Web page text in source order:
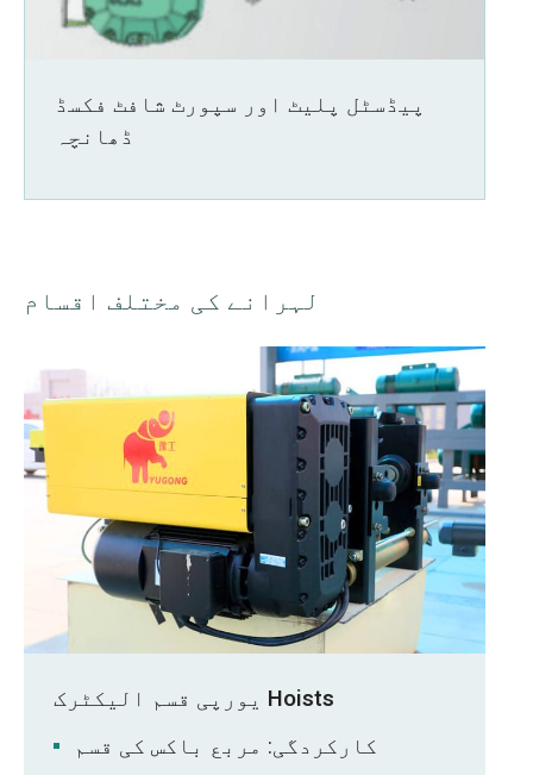
پیڈسٹل پلیٹ اور سپورٹ شافٹ فکسڈ
ڈھانچہ
لہرانے کی مختلف اقسام
یورپی قسم الیکٹرک Hoists
کارکردگی: مربع باکس کی قسم